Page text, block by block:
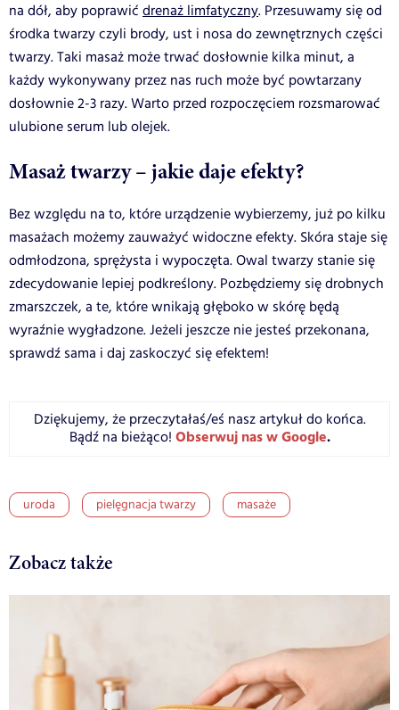
na dół, aby poprawić drenaż limfatyczny. Przesuwamy się od
środka twarzy czyli brody, ust i nosa do zewnętrznych części
twarzy. Taki masaż może trwać dosłownie kilka minut, a
każdy wykonywany przez nas ruch może być powtarzany
dosłownie 2-3 razy. Warto przed rozpoczęciem rozsmarować
ulubione serum lub olejek.
Masaż twarzy – jakie daje efekty?
Bez względu na to, które urządzenie wybierzemy, już po kilku
masażach możemy zauważyć widoczne efekty. Skóra staje się
odmłodzona, sprężysta i wypoczęta. Owal twarzy stanie się
zdecydowanie lepiej podkreślony. Pozbędziemy się drobnych
zmarszczek, a te, które wnikają głęboko w skórę będą
wyraźnie wygładzone. Jeżeli jeszcze nie jesteś przekonana,
sprawdź sama i daj zaskoczyć się efektem!
Dziękujemy, że przeczytałaś/eś nasz artykuł do końca.
Bądź na bieżąco! Obserwuj nas w Google.
uroda pielęgnacja twarzy masaże
Zobacz także